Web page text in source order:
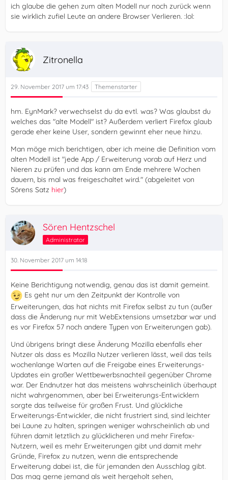
ich glaube die gehen zum alten Modell nur noch zurück wenn
sie wirklich zufiel Leute an andere Browser Verlieren. :lol:
Zitronella
29. November 2017 um 17:43
hm. EynMark? verwechselst du da evtl. was? Was glaubst du
welches das "alte Modell" ist? Außerdem verliert Firefox glaub
gerade eher keine User, sondern gewinnt eher neue hinzu.
Man möge mich berichtigen, aber ich meine die Definition vom
alten Modell ist "jede App / Erweiterung vorab auf Herz und
Nieren zu prüfen und das kann am Ende mehrere Wochen
dauern, bis mal was freigeschaltet wird." (abgeleitet von
Sörens Satz hier)
Sören Hentzschel
Administrator
30. November 2017 um 14:18
Keine Berichtigung notwendig, genau das ist damit gemeint.
Es geht nur um den Zeitpunkt der Kontrolle von
Erweiterungen, das hat nichts mit Firefox selbst zu tun (außer
dass die Änderung nur mit WebExtensions umsetzbar war und
es vor Firefox 57 noch andere Typen von Erweiterungen gab).
Und übrigens bringt diese Änderung Mozilla ebenfalls eher
Nutzer als dass es Mozilla Nutzer verlieren lässt, weil das teils
wochenlange Warten auf die Freigabe eines Erweiterungs-
Updates ein großer Wettbewerbsnachteil gegenüber Chrome
war. Der Endnutzer hat das meistens wahrscheinlich überhaupt
nicht wahrgenommen, aber bei Erweiterungs-Entwicklern
sorgte das teilweise für großen Frust. Und glückliche
Erweiterungs-Entwickler, die nicht frustriert sind, sind leichter
bei Laune zu halten, springen weniger wahrscheinlich ab und
führen damit letztlich zu glücklicheren und mehr Firefox-
Nutzern, weil es mehr Erweiterungen gibt und damit mehr
Gründe, Firefox zu nutzen, wenn die entsprechende
Erweiterung dabei ist, die für jemanden den Ausschlag gibt.
Das mag gerne jemand als weit hergeholt sehen,